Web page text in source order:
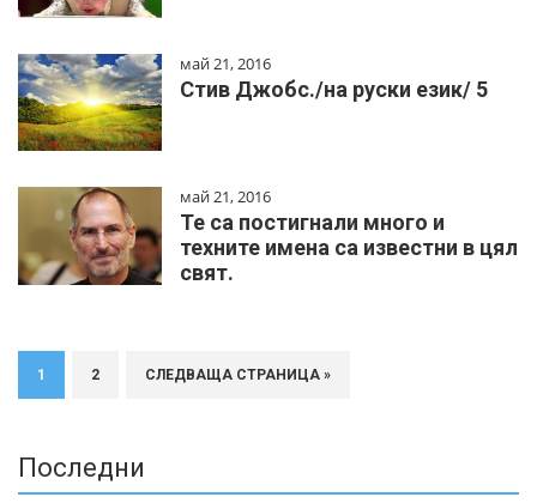
май 21, 2016
Стив Джобс./на руски език/ 5
май 21, 2016
Те са постигнали много и
техните имена са известни в цял
свят.
1 2 СЛЕДВАЩА СТРАНИЦА »
Последни